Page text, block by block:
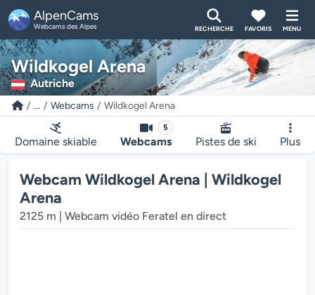
AlpenCams
Webcams des Alpes RECHERCHE FAVORIS MENU
Wildkogel Arena
Autriche
... Webcams Wildkogel Arena
Domaine skiable
5
Webcams Pistes de ski Plus
Webcam Wildkogel Arena | Wildkogel
Arena
2125 m | Webcam vidéo Feratel en direct